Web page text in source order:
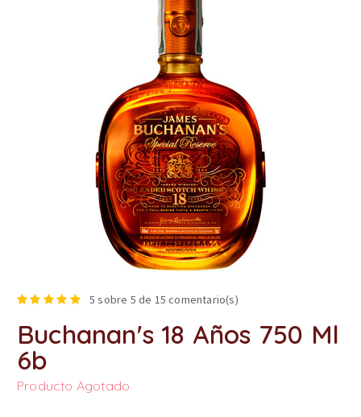
5 sobre 5 de 15 comentario(s)
Buchanan's 18 Años 750 Ml
6b
Producto Agotado